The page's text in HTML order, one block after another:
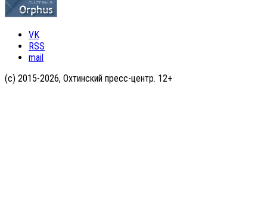
VK
RSS
mail
(с) 2015-2026, Охтинский пресс-центр. 12+